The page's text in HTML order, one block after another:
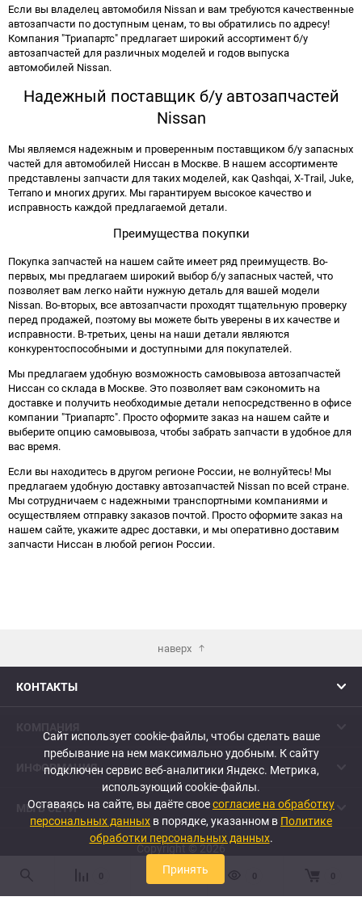
Если вы владелец автомобиля Nissan и вам требуются качественные
автозапчасти по доступным ценам, то вы обратились по адресу!
Компания "Триапартс" предлагает широкий ассортимент б/у
автозапчастей для различных моделей и годов выпуска
автомобилей Nissan.
Надежный поставщик б/у автозапчастей
Nissan
Мы являемся надежным и проверенным поставщиком б/у запасных
частей для автомобилей Ниссан в Москве. В нашем ассортименте
представлены запчасти для таких моделей, как Qashqai, X-Trail, Juke,
Terrano и многих других. Мы гарантируем высокое качество и
исправность каждой предлагаемой детали.
Преимущества покупки
Покупка запчастей на нашем сайте имеет ряд преимуществ. Во-
первых, мы предлагаем широкий выбор б/у запасных частей, что
позволяет вам легко найти нужную деталь для вашей модели
Nissan. Во-вторых, все автозапчасти проходят тщательную проверку
перед продажей, поэтому вы можете быть уверены в их качестве и
исправности. В-третьих, цены на наши детали являются
конкурентоспособными и доступными для покупателей.
Мы предлагаем удобную возможность самовывоза автозапчастей
Ниссан со склада в Москве. Это позволяет вам сэкономить на
доставке и получить необходимые детали непосредственно в офисе
компании "Триапартс". Просто оформите заказ на нашем сайте и
выберите опцию самовывоза, чтобы забрать запчасти в удобное для
вас время.
Если вы находитесь в другом регионе России, не волнуйтесь! Мы
предлагаем удобную доставку автозапчастей Nissan по всей стране.
Мы сотрудничаем с надежными транспортными компаниями и
осуществляем отправку заказов почтой. Просто оформите заказ на
нашем сайте, укажите адрес доставки, и мы оперативно доставим
запчасти Ниссан в любой регион России.
наверх
КОНТАКТЫ
ИНФОРМАЦИЯ
МЫ В СЕТИ
Copyright © 2026
0 0 0 0
Сайт использует cookie-файлы, чтобы сделать ваше
пребывание на нем максимально удобным. К cайту
подключен сервис веб-аналитики Яндекс. Метрика,
использующий cookie-файлы.
Оставаясь на сайте, вы даёте своесогласие на обработку
персональных данных в порядке, указанном в Политике
обработки персональных данных.
Принять